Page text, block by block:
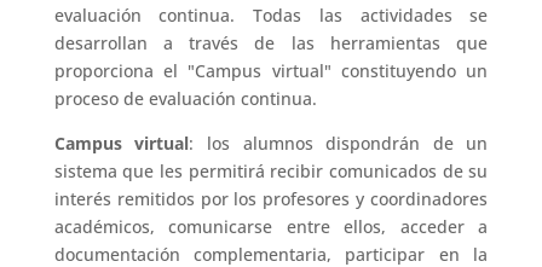
evaluación continua. Todas las actividades se
desarrollan a través de las herramientas que
proporciona el "Campus virtual" constituyendo un
proceso de evaluación continua.
Campus virtual: los alumnos dispondrán de un
sistema que les permitirá recibir comunicados de su
interés remitidos por los profesores y coordinadores
académicos, comunicarse entre ellos, acceder a
documentación complementaria, participar en la